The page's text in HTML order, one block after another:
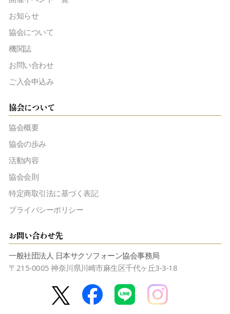
お知らせ
協会について
機関誌
お問い合わせ
ご入会申込み
協会について
協会概要
協会の歩み
活動内容
協会会則
特定商取引法に基づく表記
プライバシーポリシー
お問い合わせ先
一般社団法人 日本サクソフォーン協会事務局
〒215-0005 神奈川県川崎市麻生区千代ヶ丘3-3-18